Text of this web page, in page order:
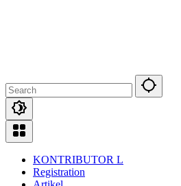
KONTRIBUTOR L
Registration